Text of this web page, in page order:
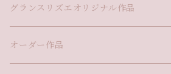
グランスリズエオリジナル作品
オーダー作品